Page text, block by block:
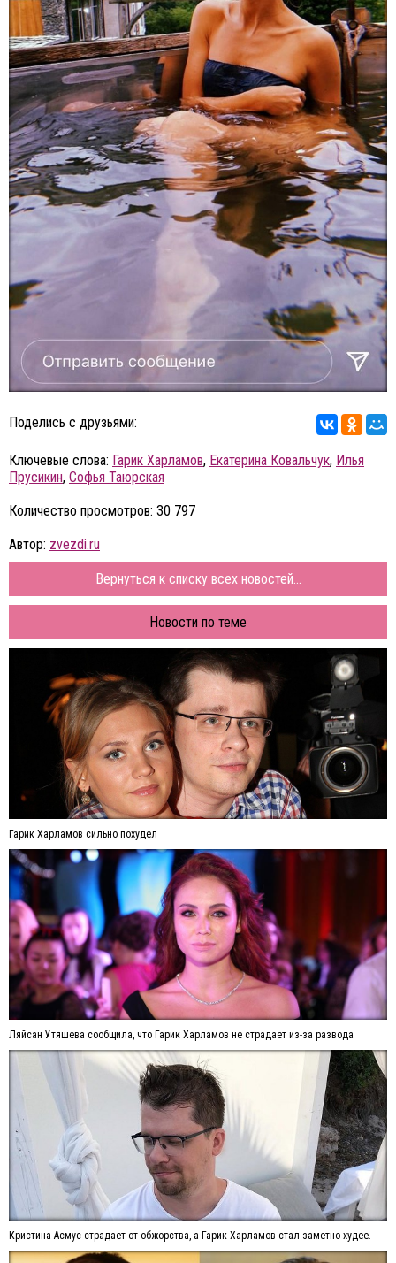
Поделись с друзьями:
Ключевые слова: Гарик Харламов, Екатерина Ковальчук, Илья
Прусикин, Софья Таюрская
Количество просмотров: 30 797
Автор: zvezdi.ru
Вернуться к списку всех новостей...
Новости по теме
Гарик Харламов сильно похудел
Ляйсан Утяшева сообщила, что Гарик Харламов не страдает из-за развода
Кристина Асмус страдает от обжорства, а Гарик Харламов стал заметно худее.